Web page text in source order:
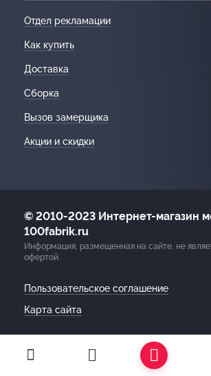
Отдел рекламации
Как купить
Доставка
Сборка
Вызов замерщика
Акции и скидки
© 2010-2023 Интернет-магазин
100fabrik.ru
Информация, размещенная на сайте, не
офертой.
Пользовательское соглашение
Карта сайта